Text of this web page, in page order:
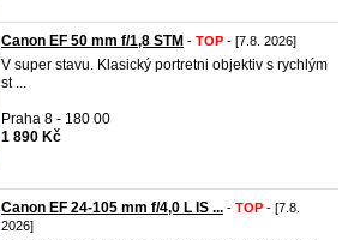
Canon EF 50 mm f/1,8 STM - TOP - [7.8. 2026]
V super stavu. Klasický portretni objektiv s rychlým
st ...
Praha 8 - 180 00
1 890 Kč
Canon EF 24-105 mm f/4,0 L IS ... - TOP - [7.8.
2026]